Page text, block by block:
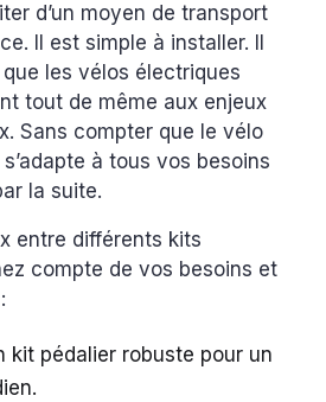
d’un moyen de transport
Il est simple à installer. Il
les vélos électriques
tout de même aux enjeux
Sans compter que le vélo
à tous vos besoins
la suite.
entre différents kits
compte de vos besoins et
kit pédalier robuste pour un